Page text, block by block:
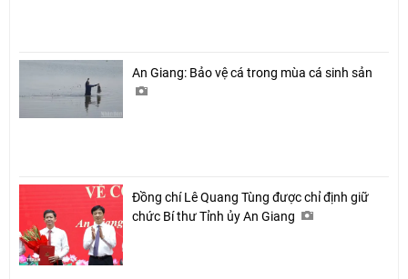
An Giang: Bảo vệ cá trong mùa cá sinh sản
Đồng chí Lê Quang Tùng được chỉ định giữ
chức Bí thư Tỉnh ủy An Giang